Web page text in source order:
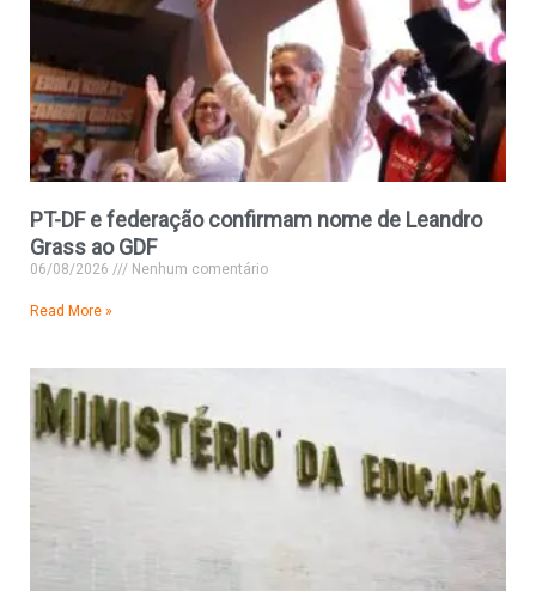
PT-DF e federação confirmam nome de Leandro
Grass ao GDF
06/08/2026 Nenhum comentário
Read More »